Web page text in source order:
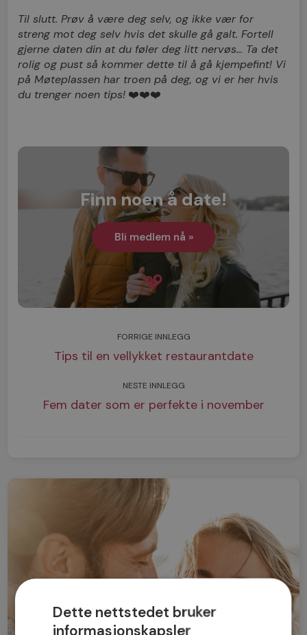
Til slutt. Prøv å være deg selv, og ikke vær for
streng mot deg selv hvis det skulle gå galt. Fortell
gjerne daten din at du føler deg litt nervøs… Ta det
rolig og pust så kommer dette til å gå kjempefint! Vi
på Møteplassen har troen på deg, og vi er her hvis
du trenger noen tips! ❤️❤️❤️
Finn noen å date!
Bli medlem nå »
FORRIGE INNLEGG
Tips til en vellykket restaurantdate
NESTE INNLEGG
Fem dater som er perfekte i november
Dette nettstedet bruker
informasjonskapsler